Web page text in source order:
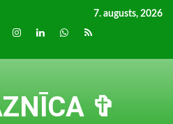
7. augusts, 2026
Instagram
LinkedInwhatsapp
RSS
✞